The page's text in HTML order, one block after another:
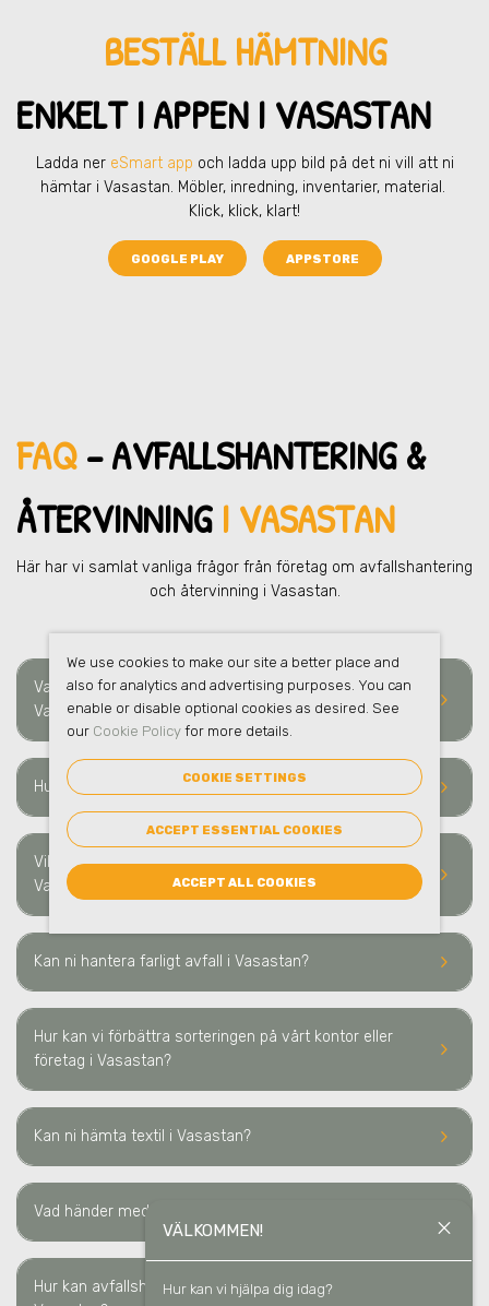
VÄLKOMMEN! close
Hur kan vi hjälpa dig idag?
BESTÄLL HÄMTNING
ENKELT I APPEN I VASASTAN
Ladda ner eSmart app och ladda upp bild på det ni vill att ni
hämtar i Vasastan. Möbler, inredning, inventarier, material.
Klick, klick, klart!
GOOGLE PLAY APPSTORE
FAQ– AVFALLSHANTERING &
ÅTERVINNING I VASASTAN
Här har vi samlat vanliga frågor från företag om avfallshantering
och återvinning i Vasastan.
keyboard_arrow_right
Vad ingår i en helhetslösning för avfallshantering i
Vasastan?
keyboard_arrow_right
Hur ofta sker hämtning av avfall i Vasastan?
keyboard_arrow_right
Vilka typer av avfall och material kan ni hämta i
Vasastan?
keyboard_arrow_right
Kan ni hantera farligt avfall i Vasastan?
keyboard_arrow_right
Hur kan vi förbättra sorteringen på vårt kontor eller
företag i Vasastan?
keyboard_arrow_right
Kan ni hämta textil i Vasastan?
Vad händer med materialet som ni hämtar
Hur kan avfallshantering minska våra kostnader i
We use cookies to make our site a better place and
also for analytics and advertising purposes. You can
enable or disable optional cookies as desired. See
our Cookie Policyfor more details.
COOKIE SETTINGS
ACCEPT ESSENTIAL COOKIES
ACCEPT ALL COOKIES